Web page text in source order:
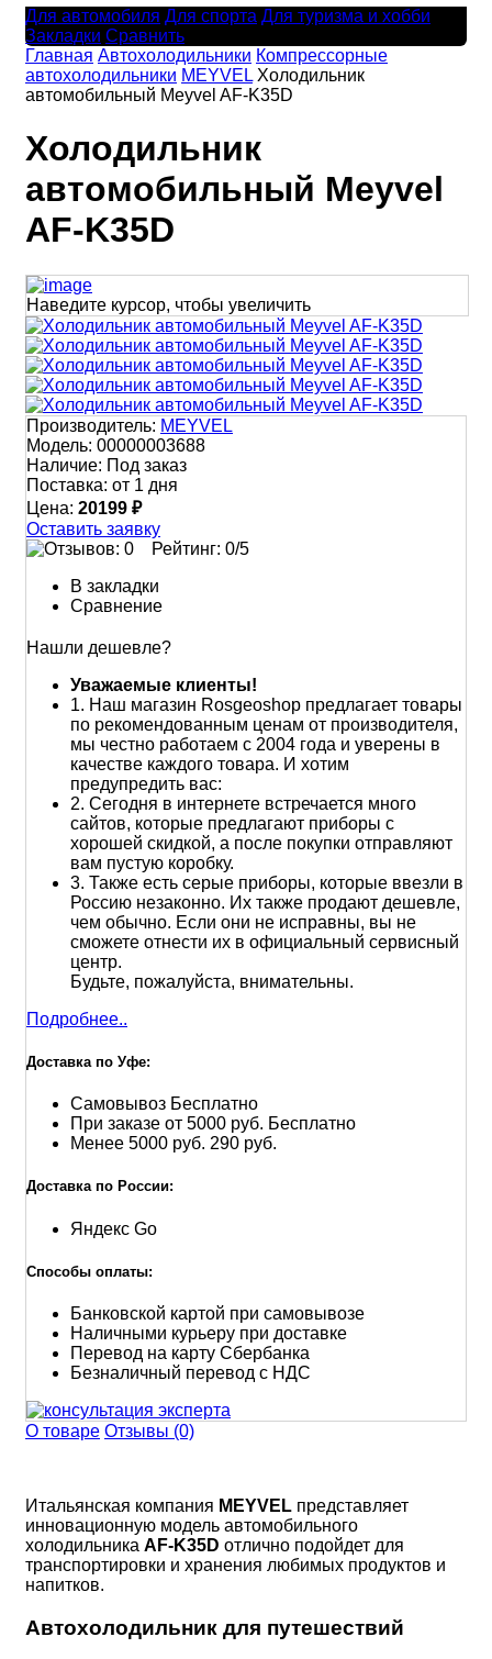
Для автомобиля Для спорта Для туризма и хобби
Закладки Сравнить
Главная Автохолодильники Компрессорные
автохолодильники MEYVEL Холодильник
автомобильный Meyvel AF-K35D
Холодильник
автомобильный Meyvel
AF-K35D
Наведите курсор, чтобы увеличить
Производитель: MEYVEL
Модель: 00000003688
Наличие: Под заказ
Поставка: от 1 дня
Цена: 20199 ₽
Оставить заявку
Рейтинг: 0/5
В закладки
Сравнение
Нашли дешевле?
Уважаемые клиенты!
1. Наш магазин Rosgeoshop предлагает товары
по рекомендованным ценам от производителя,
мы честно работаем с 2004 года и уверены в
качестве каждого товара. И хотим
предупредить вас:
2. Сегодня в интернете встречается много
сайтов, которые предлагают приборы с
хорошей скидкой, а после покупки отправляют
вам пустую коробку.
3. Также есть серые приборы, которые ввезли в
Россию незаконно. Их также продают дешевле,
чем обычно. Если они не исправны, вы не
сможете отнести их в официальный сервисный
центр.
Будьте, пожалуйста, внимательны.
Подробнее..
Доставка по Уфе:
Самовывоз Бесплатно
При заказе от 5000 руб. Бесплатно
Менее 5000 руб. 290 руб.
Доставка по России:
Яндекс Go
Способы оплаты:
Банковской картой при самовывозе
Наличными курьеру при доставке
Перевод на карту Сбербанка
Безналичный перевод с НДС
О товаре Отзывы (0)
Итальянская компания MEYVEL представляет
инновационную модель автомобильного
холодильника AF-K35D отлично подойдет для
транспортировки и хранения любимых продуктов и
напитков.
Автохолодильник для путешествий